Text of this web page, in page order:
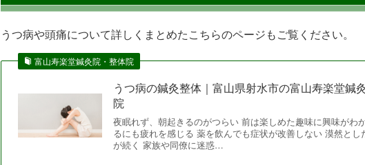
うつ病や頭痛について詳しくまとめたこちらのページもご覧ください。
富山寿楽堂鍼灸院・整体院
うつ病の鍼灸整体｜富山県射水市の富山寿楽堂鍼
院
夜眠れず、朝起きるのがつらい 前は楽しめた趣味に興味がわ
るにも疲れを感じる 薬を飲んでも症状が改善しない 漠然とし
が続く 家族や同僚に迷惑…